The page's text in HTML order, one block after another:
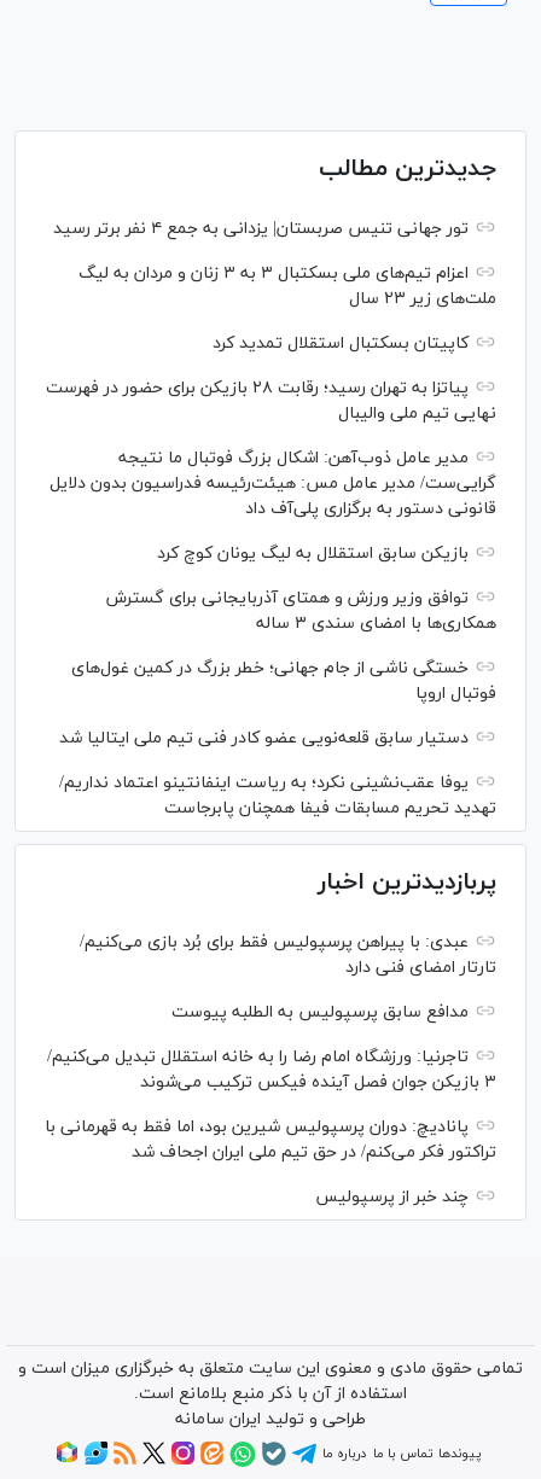
جدیدترین مطالب
تور جهانی تنیس صربستان| یزدانی به جمع ۴ نفر برتر رسید
اعزام تیم‌های ملی بسکتبال ۳ به ۳ زنان و مردان به لیگ
ملت‌های زیر ۲۳ سال
کاپیتان بسکتبال استقلال تمدید کرد
پیاتزا به تهران رسید؛ رقابت ۲۸ بازیکن برای حضور در فهرست
نهایی تیم ملی والیبال
مدیر عامل ذوب‌آهن: اشکال بزرگ فوتبال ما نتیجه
گرایی‌ست/ مدیر عامل مس: هیئت‌رئیسه فدراسیون بدون دلایل
قانونی دستور به برگزاری پلی‌آف داد
بازیکن سابق استقلال به لیگ یونان کوچ کرد
توافق وزیر ورزش و همتای آذربایجانی برای گسترش
همکاری‌ها با امضای سندی ۳ ساله
خستگی ناشی از جام جهانی؛ خطر بزرگ در کمین غول‌های
فوتبال اروپا
دستیار سابق قلعه‌نویی عضو کادر فنی تیم ملی ایتالیا شد
یوفا عقب‌نشینی نکرد؛ به ریاست اینفانتینو اعتماد نداریم/
تهدید تحریم مسابقات فیفا همچنان پابرجاست
پربازدیدترین اخبار
عبدی: با پیراهن پرسپولیس فقط برای بُرد بازی می‌کنیم/
تارتار امضای فنی دارد
مدافع سابق پرسپولیس به الطلبه پیوست
تاجرنیا: ورزشگاه امام رضا را به خانه استقلال تبدیل می‌کنیم/
۳ بازیکن جوان فصل آینده فیکس ترکیب می‌شوند
پانادیچ: دوران پرسپولیس شیرین بود، اما فقط به قهرمانی با
تراکتور فکر می‌کنم/ در حق تیم ملی ایران اجحاف شد
چند خبر از پرسپولیس
تمامی حقوق مادی و معنوی این سایت متعلق به خبرگزاری میزان است و
استفاده از آن با ذکر منبع بلامانع است.
طراحی و تولید ایران سامانه
پیوندها تماس با ما درباره ما